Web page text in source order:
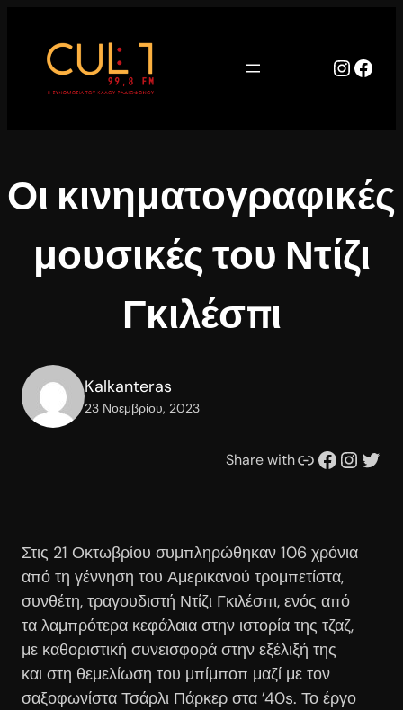
περιεχόμενο
Οι κινηματογραφικές
μουσικές του Ντίζι
Γκιλέσπι
Kalkanteras
23 Νοεμβρίου, 2023
Share withΣυνδέσμου Facebook Instagram Twitter
Στις 21 Οκτωβρίου συμπληρώθηκαν 106 χρόνια
από τη γέννηση του Αμερικανού τρομπετίστα,
συνθέτη, τραγουδιστή Ντίζι Γκιλέσπι, ενός από
τα λαμπρότερα κεφάλαια στην ιστορία της τζαζ,
με καθοριστική συνεισφορά στην εξέλιξή της
και στη θεμελίωση του μπίμποπ μαζί με τον
σαξοφωνίστα Τσάρλι Πάρκερ στα ’40s. Το έργο